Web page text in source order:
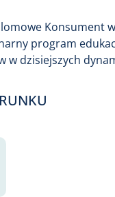
Konsument
program
w dzisiejszych